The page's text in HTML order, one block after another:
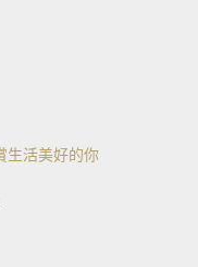
生活美好的你